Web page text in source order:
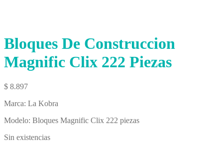
Bloques De Construccion
Magnific Clix 222 Piezas
$ 8.897
Marca: La Kobra
Modelo: Bloques Magnific Clix 222 piezas
Sin existencias